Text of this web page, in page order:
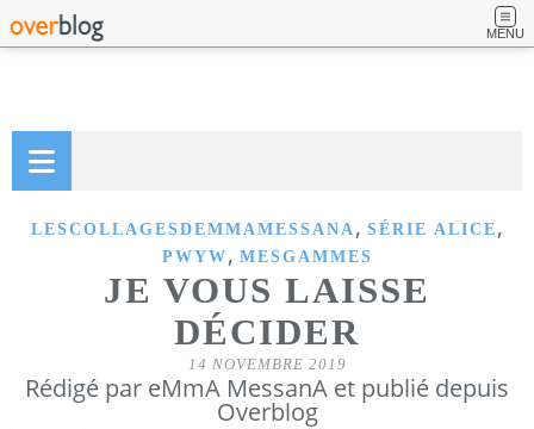
MENU
LESCOLLAGESDEMMAMESSANA , SÉRIE ALICE ,
PWYW , MESGAMMES
JE VOUS LAISSE
DÉCIDER
14 NOVEMBRE 2019
Rédigé par eMmA MessanA et publié depuis
Overblog